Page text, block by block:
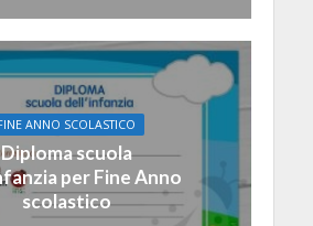
ANNO SCOLASTICO
Diploma scuola
per Fine Anno
scolastico